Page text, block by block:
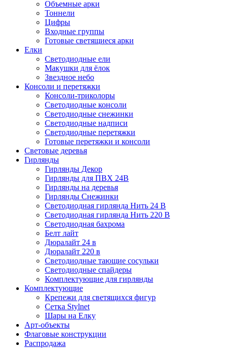
Объемные арки
Тоннели
Цифры
Входные группы
Готовые светящиеся арки
Елки
Светодиодные ели
Макушки для ёлок
Звездное небо
Консоли и перетяжки
Консоли-триколоры
Светодиодные консоли
Светодиодные снежинки
Светодиодные надписи
Светодиодные перетяжки
Готовые перетяжки и консоли
Световые деревья
Гирлянды
Гирлянды Декор
Гирлянды для ПВХ 24В
Гирлянды на деревья
Гирлянды Снежинки
Светодиодная гирлянда Нить 24 В
Светодиодная гирлянда Нить 220 В
Светодиодная бахрома
Белт лайт
Дюралайт 24 в
Дюралайт 220 в
Светодиодные тающие сосульки
Светодиодные спайдеры
Комплектующие для гирлянды
Комплектующие
Крепежи для светящихся фигур
Сетка Stylnet
Шары на Елку
Арт-объекты
Флаговые конструкции
Распродажа